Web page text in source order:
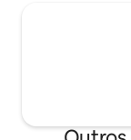
e junto de bons
com bom
tem
e cozinha, totalmente privativa e acesso